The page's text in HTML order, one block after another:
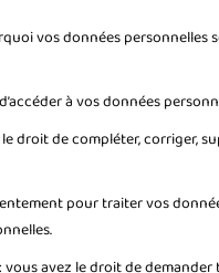
vos données personnelles
à vos données
droit de compléter, corriger,
pour traiter vos
avez le droit de